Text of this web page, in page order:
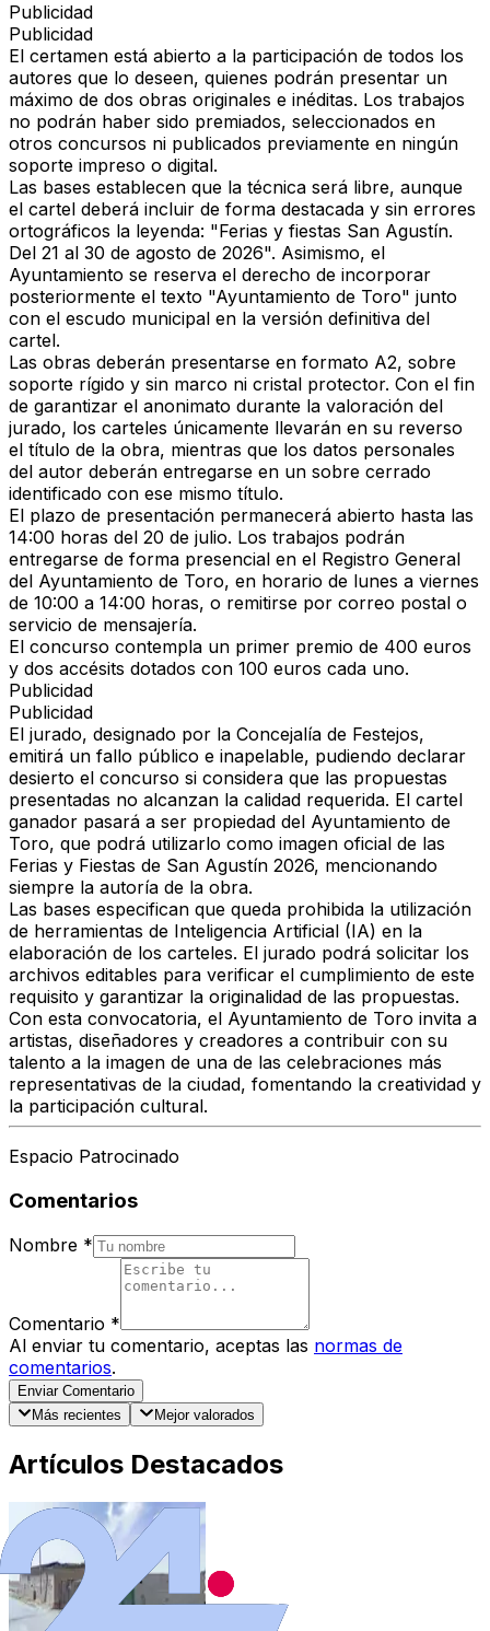
Publicidad
Publicidad
El certamen está abierto a la participación de todos los
autores que lo deseen, quienes podrán presentar un
máximo de dos obras originales e inéditas. Los trabajos
no podrán haber sido premiados, seleccionados en
otros concursos ni publicados previamente en ningún
soporte impreso o digital.
Las bases establecen que la técnica será libre, aunque
el cartel deberá incluir de forma destacada y sin errores
ortográficos la leyenda: "Ferias y fiestas San Agustín.
Del 21 al 30 de agosto de 2026". Asimismo, el
Ayuntamiento se reserva el derecho de incorporar
posteriormente el texto "Ayuntamiento de Toro" junto
con el escudo municipal en la versión definitiva del
cartel.
Las obras deberán presentarse en formato A2, sobre
soporte rígido y sin marco ni cristal protector. Con el fin
de garantizar el anonimato durante la valoración del
jurado, los carteles únicamente llevarán en su reverso
el título de la obra, mientras que los datos personales
del autor deberán entregarse en un sobre cerrado
identificado con ese mismo título.
El plazo de presentación permanecerá abierto hasta las
14:00 horas del 20 de julio. Los trabajos podrán
entregarse de forma presencial en el Registro General
del Ayuntamiento de Toro, en horario de lunes a viernes
de 10:00 a 14:00 horas, o remitirse por correo postal o
servicio de mensajería.
El concurso contempla un primer premio de 400 euros
y dos accésits dotados con 100 euros cada uno.
Publicidad
Publicidad
El jurado, designado por la Concejalía de Festejos,
emitirá un fallo público e inapelable, pudiendo declarar
desierto el concurso si considera que las propuestas
presentadas no alcanzan la calidad requerida. El cartel
ganador pasará a ser propiedad del Ayuntamiento de
Toro, que podrá utilizarlo como imagen oficial de las
Ferias y Fiestas de San Agustín 2026, mencionando
siempre la autoría de la obra.
Las bases especifican que queda prohibida la utilización
de herramientas de Inteligencia Artificial (IA) en la
elaboración de los carteles. El jurado podrá solicitar los
archivos editables para verificar el cumplimiento de este
requisito y garantizar la originalidad de las propuestas.
Con esta convocatoria, el Ayuntamiento de Toro invita a
artistas, diseñadores y creadores a contribuir con su
talento a la imagen de una de las celebraciones más
representativas de la ciudad, fomentando la creatividad y
la participación cultural.
Espacio Patrocinado
Comentarios
Nombre *
Comentario *
Al enviar tu comentario, aceptas las normas de
comentarios.
Enviar Comentario
Más recientes
Mejor valorados
Artículos Destacados